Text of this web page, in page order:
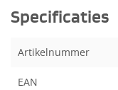
Specificaties
Artikelnummer
EAN